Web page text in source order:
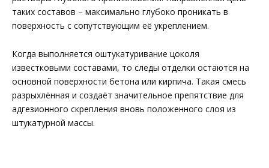
таких составов – максимально глубоко проникать в
поверхность с сопутствующим её укреплением.
Когда выполняется оштукатуривание цоколя
известковыми составами, то следы отделки остаются на
основной поверхности бетона или кирпича. Такая смесь
разрыхлённая и создаёт значительное препятствие для
адгезионного скрепления вновь положенного слоя из
штукатурной массы.